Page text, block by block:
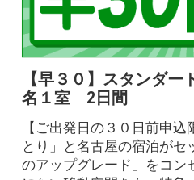
【早３０】スタンダ
名１室 2日間
【ご出発日の３０日前申
とり」と名古屋の宿泊が
のアップグレード」をコン